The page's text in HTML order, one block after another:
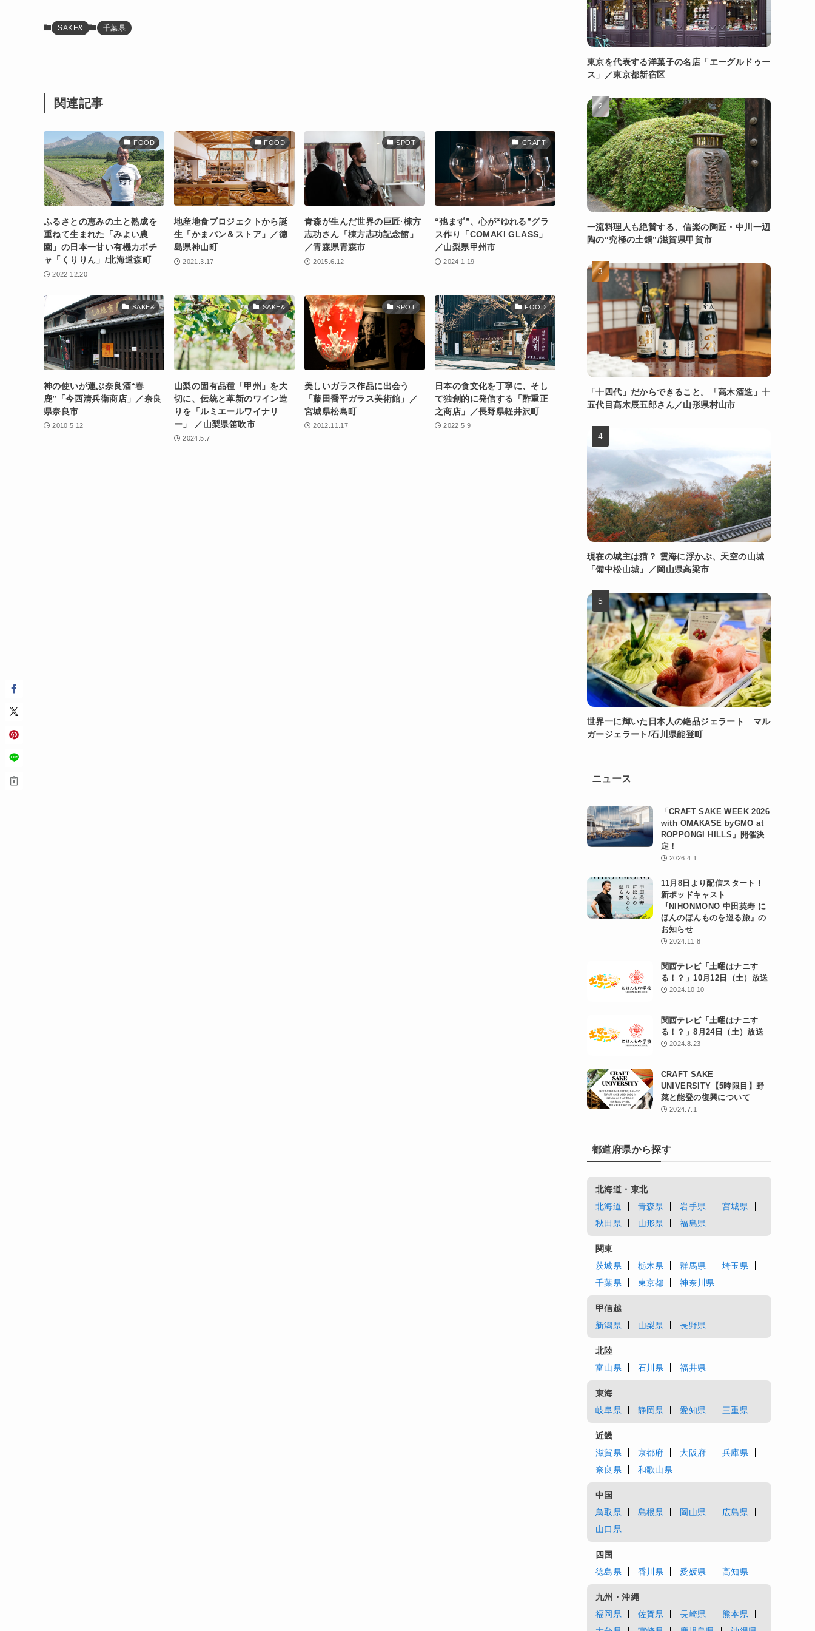
SAKE& 千葉県
関連記事
FOOD
ふるさとの恵みの土と熟成を
重ねて生まれた「みよい農
園」の日本一甘い有機カボチ
ャ「くりりん」/北海道森町
2022.12.20
FOOD
地産地食プロジェクトから誕
生「かまパン＆ストア」／徳
島県神山町
2021.3.17
SPOT
青森が生んだ世界の巨匠·棟方
志功さん「棟方志功記念館」
／青森県青森市
2015.6.12
CRAFT
“弛まず”、心が“ゆれる”グラ
ス作り「COMAKI GLASS」
／山梨県甲州市
2024.1.19
SAKE&
神の使いが運ぶ奈良酒“春
鹿”「今西清兵衛商店」／奈良
県奈良市
2010.5.12
SAKE&
山梨の固有品種「甲州」を大
切に、伝統と革新のワイン造
りを「ルミエールワイナリ
ー」 ／山梨県笛吹市
2024.5.7
SPOT
美しいガラス作品に出会う
「藤田喬平ガラス美術館」／
宮城県松島町
2012.11.17
FOOD
日本の食文化を丁寧に、そし
て独創的に発信する「酢重正
之商店」／長野県軽井沢町
2022.5.9
東京を代表する洋菓子の名店「エーグルドゥー
ス」／東京都新宿区
一流料理人も絶賛する、信楽の陶匠・中川一辺
陶の“究極の土鍋”/滋賀県甲賀市
「十四代」だからできること。「高木酒造」十
五代目髙木辰五郎さん／山形県村山市
現在の城主は猫？ 雲海に浮かぶ、天空の山城
「備中松山城」／岡山県高梁市
世界一に輝いた日本人の絶品ジェラート マル
ガージェラート/石川県能登町
ニュース
「CRAFT SAKE WEEK 2026
with OMAKASE byGMO at
ROPPONGI HILLS」開催決
定！
2026.4.1
11月8日より配信スタート！
新ポッドキャスト
『NIHONMONO 中田英寿 に
ほんのほんものを巡る旅』の
お知らせ
2024.11.8
関西テレビ「土曜はナニす
る！？」10月12日（土）放送
2024.10.10
関西テレビ「土曜はナニす
る！？」8月24日（土）放送
2024.8.23
CRAFT SAKE
UNIVERSITY【5時限目】野
菜と能登の復興について
2024.7.1
都道府県から探す
北海道・東北
北海道
青森県 岩手県
宮城県
秋田県
山形県 福島県
関東
茨城県
栃木県 群馬県
埼玉県
千葉県
東京都 神奈川県
甲信越
新潟県
山梨県 長野県
北陸
富山県
石川県 福井県
東海
岐阜県
静岡県 愛知県 三重県
近畿
滋賀県
京都府 大阪府
兵庫県
奈良県
和歌山県
中国
鳥取県
島根県 岡山県
広島県
山口県
四国
徳島県
香川県 愛媛県 高知県
九州・沖縄
福岡県
佐賀県 長崎県
熊本県